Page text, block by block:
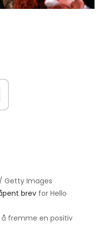
Getty Images
brev for Hello
fremme en positiv